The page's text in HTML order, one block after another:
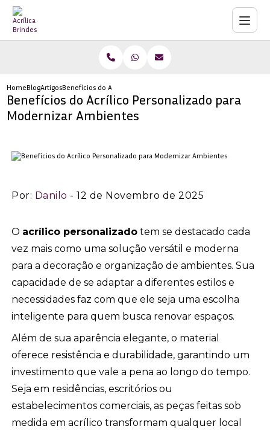
HomeBlogArtigosBenefícios do Acrílico Personalizado para Modernizar Ambientes
Benefícios do Acrílico Personalizado para
Modernizar Ambientes
Por: Danilo - 12 de Novembro de 2025
O acrílico personalizado tem se destacado cada
vez mais como uma solução versátil e moderna
para a decoração e organização de ambientes. Sua
capacidade de se adaptar a diferentes estilos e
necessidades faz com que ele seja uma escolha
inteligente para quem busca renovar espaços.
Além de sua aparência elegante, o material
oferece resistência e durabilidade, garantindo um
investimento que vale a pena ao longo do tempo.
Seja em residências, escritórios ou
estabelecimentos comerciais, as peças feitas sob
medida em acrílico transformam qualquer local